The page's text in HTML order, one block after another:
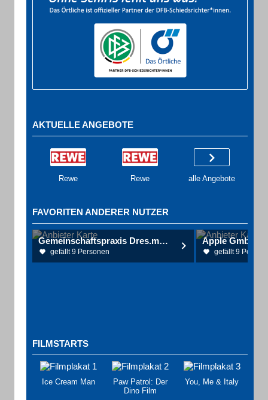
AKTUELLE ANGEBOTE
Rewe Rewe alle Angebote
FAVORITEN ANDERER NUTZER
Gemeinschaftspraxis Dres.med. Maurer Popp Lowatscheff
gefällt 9 Personen
Apple GmbH
gefällt 9
FILMSTARTS
Ice Cream Man
Paw Patrol: Der
Dino Film
You, Me & Italy